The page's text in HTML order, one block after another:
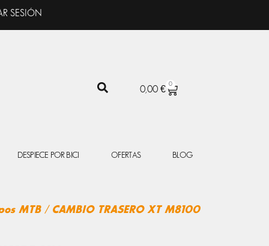
SESIÓN
0,00 €
0
CARRITO
DESPIECE POR BICI OFERTAS BLOG
MTB/ CAMBIO TRASERO XT M8100